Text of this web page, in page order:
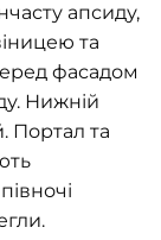
апсиду,
та
фасадом
Нижній
Портал та